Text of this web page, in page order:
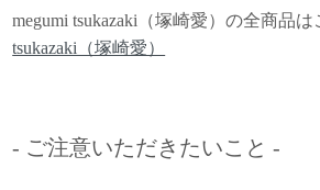
megumi tsukazaki（塚崎愛）の全商品
tsukazaki（塚崎愛）
- ご注意いただきたいこと -